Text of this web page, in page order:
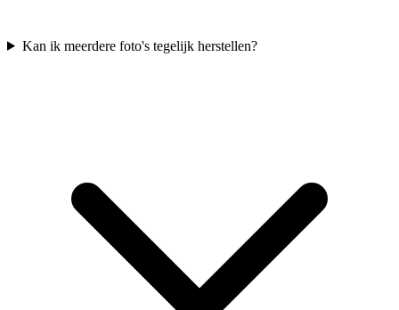
Kan ik meerdere foto's tegelijk herstellen?